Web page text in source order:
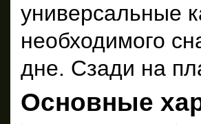
универсальные
необходимого
дне. Сзади на
Основные